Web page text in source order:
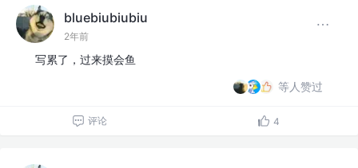
bluebiubiubiu
2年前
写累了，过来摸会鱼
等人赞过
评论 4